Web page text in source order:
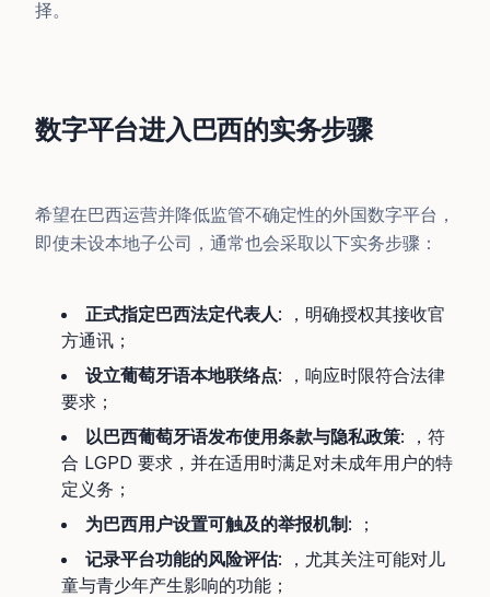
择。
数字平台进入巴西的实务步骤
希望在巴西运营并降低监管不确定性的外国数字平台，
即使未设本地子公司，通常也会采取以下实务步骤：
正式指定巴西法定代表人: ，明确授权其接收官
方通讯；
设立葡萄牙语本地联络点: ，响应时限符合法律
要求；
以巴西葡萄牙语发布使用条款与隐私政策: ，符
合 LGPD 要求，并在适用时满足对未成年用户的特
定义务；
为巴西用户设置可触及的举报机制: ；
记录平台功能的风险评估: ，尤其关注可能对儿
童与青少年产生影响的功能；